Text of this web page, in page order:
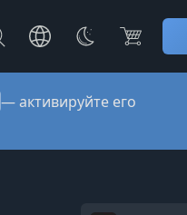
— активируйте его